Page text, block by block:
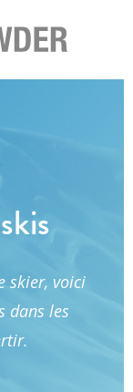
skier, voici
dans les